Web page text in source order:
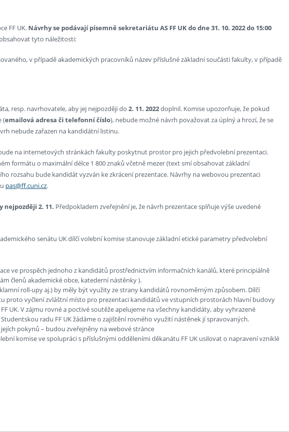
FF UK. Návrhy se podávají písemně sekretariátu AS FF UK do dne 31. 10. 2022 do 15:00
tyto náležitosti:
v případě akademických pracovníků název příslušné základní součásti fakulty, v případě
resp. navrhovatele, aby jej nejpozději do 2. 11. 2022doplnil. Komise upozorňuje, že pokud
(emailová adresa či telefonní číslo), nebude možné návrh považovat za úplný a hrozí, že se
nebude zařazen na kandidátní listinu.
na internetových stránkách fakulty poskytnut prostor pro jejich předvolební prezentaci.
formátu o maximální délce 1 800 znaků včetně mezer (text smí obsahovat základní
rozsahu bude kandidát vyzván ke zkrácení prezentace. Návrhy na webovou prezentaci
pas@ff.cuni.cz.
2. 11. Předpokladem zveřejnění je, že návrh prezentace splňuje výše uvedené
senátu UK dílčí volební komise stanovuje základní etické parametry předvolební
ve prospěch jednoho z kandidátů prostřednictvím informačních kanálů, které principiálně
členů akademické obce, katederní nástěnky ).
roll-upy aj.) by měly být využity ze strany kandidátů rovnoměrným způsobem. Dílčí
proto vyčlení zvláštní místo pro prezentaci kandidátů ve vstupních prostorách hlavní budovy
UK. V zájmu rovné a poctivé soutěže apelujeme na všechny kandidáty, aby vyhrazené
radu FF UK žádáme o zajištění rovného využití nástěnek jí spravovaných.
pokynů – budou zveřejněny na webové stránce
komise ve spolupráci s příslušnými odděleními děkanátu FF UK usilovat o napravení vzniklé